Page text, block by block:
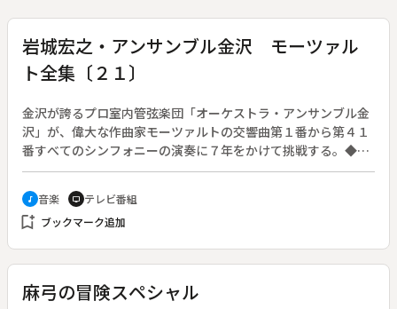
岩城宏之・アンサンブル金沢 モーツァル
ト全集〔２１〕
金沢が誇るプロ室内管弦楽団「オーケストラ・アンサンブル金
沢」が、偉大な作曲家モーツァルトの交響曲第１番から第４１
番すべてのシンフォニーの演奏に７年をかけて挑戦する。◆第
２１夜では、ヴァイオリン協奏曲第３番ト長調Ｋ．２１６「第
１楽章 Ａｌｌｅｇｒｏ」「第２楽章 Ａｄａｇｉｏ」「第３
楽章 ＲＯＮＤＥＡＵ」、協奏交響曲変ホ長調Ｋ．２９７ｂ
「Ａｌｌｅｇｒｏ」「Ａｄａｇｉｏ」「Ａｎｄａｎｔｉｎｏ
指揮は岩城宏之、コンサートマスターはフェレンツ・キッシ
ュ、ヴァイオリンは戸田弥生、オーボエは水谷元、ホルンは金
星眞、ファゴットは柳浦慎二、クラリネットは遠藤文江。１９
music_note 音楽 tv テレビ番組
bookmark_add ブックマーク追加
麻弓の冒険スペシャル